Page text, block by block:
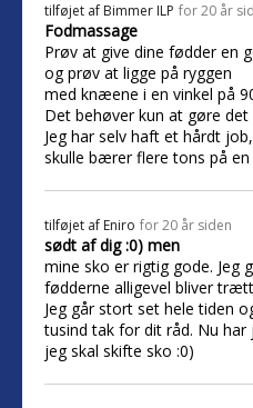
tilføjet af Bimmer ILP for 20 år
Fodmassage
Prøv at give dine fødder en
og prøv at ligge på ryggen
med knæene i en vinkel på
Det behøver kun at gøre
Jeg har selv haft et hårdt
skulle bærer flere tons på en
tilføjet af Eniro for 20 år siden
sødt af dig :0) men
mine sko er rigtig gode. Jeg
fødderne alligevel bliver
Jeg går stort set hele tiden
tusind tak for dit råd. Nu
jeg skal skifte sko :0)